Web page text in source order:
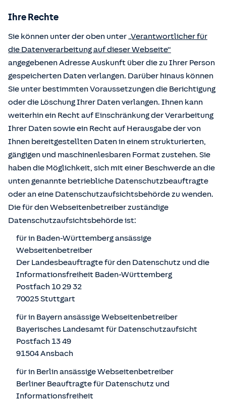
Ihre Rechte
Sie können unter der oben unter „Verantwortlicher für
die Datenverarbeitung auf dieser Webseite“
angegebenen Adresse Auskunft über die zu Ihrer Person
gespeicherten Daten verlangen. Darüber hinaus können
Sie unter bestimmten Voraussetzungen die Berichtigung
oder die Löschung Ihrer Daten verlangen. Ihnen kann
weiterhin ein Recht auf Einschränkung der Verarbeitung
Ihrer Daten sowie ein Recht auf Herausgabe der von
Ihnen bereitgestellten Daten in einem strukturierten,
gängigen und maschinenlesbaren Format zustehen. Sie
haben die Möglichkeit, sich mit einer Beschwerde an die
unten genannte betriebliche Datenschutzbeauftragte
oder an eine Datenschutzaufsichtsbehörde zu wenden.
Die für den Webseitenbetreiber zuständige
Datenschutzaufsichtsbehörde ist:
für in Baden-Württemberg ansässige
Webseitenbetreiber
Der Landesbeauftragte für den Datenschutz und die
Informationsfreiheit Baden-Württemberg
Postfach 10 29 32
70025 Stuttgart
für in Bayern ansässige Webseitenbetreiber
Bayerisches Landesamt für Datenschutzaufsicht
Postfach 13 49
91504 Ansbach
für in Berlin ansässige Webseitenbetreiber
Berliner Beauftragte für Datenschutz und
Informationsfreiheit